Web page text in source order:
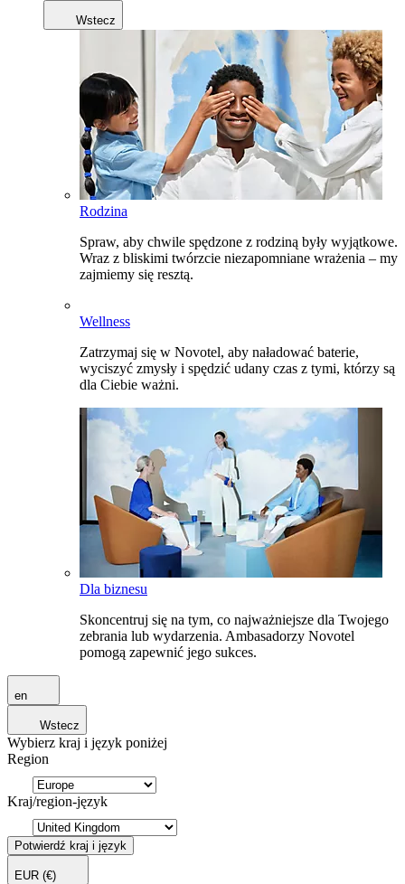
Wstecz
Rodzina
Spraw, aby chwile spędzone z rodziną były wyjątkowe.
Wraz z bliskimi twórzcie niezapomniane wrażenia – my
zajmiemy się resztą.
Wellness
Zatrzymaj się w Novotel, aby naładować baterie,
wyciszyć zmysły i spędzić udany czas z tymi, którzy są
dla Ciebie ważni.
Dla biznesu
Skoncentruj się na tym, co najważniejsze dla Twojego
zebrania lub wydarzenia. Ambasadorzy Novotel
pomogą zapewnić jego sukces.
en
Wstecz
Wybierz kraj i język poniżej
Region
Kraj/region-język
Potwierdź kraj i język
EUR (€)